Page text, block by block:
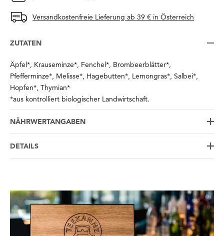
Versandkostenfreie Lieferung ab 39 € in Österreich
ZUTATEN
Äpfel*, Krauseminze*, Fenchel*, Brombeerblätter*,
Pfefferminze*, Melisse*, Hagebutten*, Lemongras*, Salbei*,
Hopfen*, Thymian*
*aus kontrolliert biologischer Landwirtschaft.
NÄHRWERTANGABEN
DETAILS